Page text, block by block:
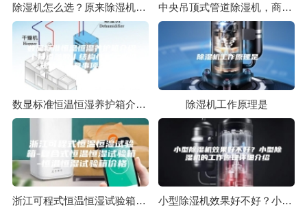
除湿机怎么选？原来除湿机原理那么简单 中央吊顶式管道除湿机，商用中央除湿系统
数显标准恒温恒湿养护箱介绍丨技术参数丨结构性能丨操作规程丨注意事项丨图片 除湿机工作原理是
浙江可程式恒温恒湿试验箱-复合式恒温恒湿试验箱-恒温恒湿试验箱价格 小型除湿机效果好不好？小型除湿机的工作原理详细介绍